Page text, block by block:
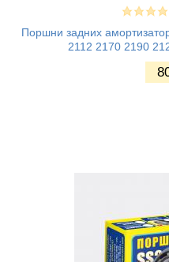
Поршни задних
2112 2170 2190